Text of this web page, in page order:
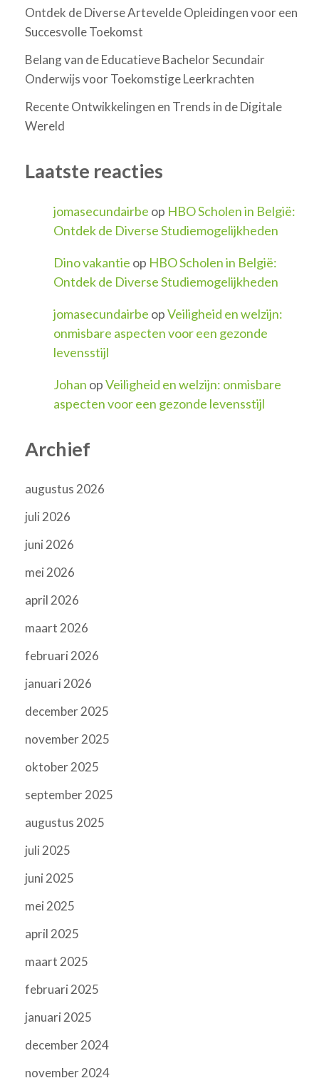
Ontdek de Diverse Artevelde Opleidingen voor een
Succesvolle Toekomst
Belang van de Educatieve Bachelor Secundair
Onderwijs voor Toekomstige Leerkrachten
Recente Ontwikkelingen en Trends in de Digitale
Wereld
Laatste reacties
jomasecundairbe op HBO Scholen in België:
Ontdek de Diverse Studiemogelijkheden
Dino vakantie op HBO Scholen in België:
Ontdek de Diverse Studiemogelijkheden
jomasecundairbe opVeiligheid en welzijn:
onmisbare aspecten voor een gezonde
levensstijl
Johan opVeiligheid en welzijn: onmisbare
aspecten voor een gezonde levensstijl
Archief
augustus 2026
juli 2026
juni 2026
mei 2026
april 2026
maart 2026
februari 2026
januari 2026
december 2025
november 2025
oktober 2025
september 2025
augustus 2025
juli 2025
juni 2025
mei 2025
april 2025
maart 2025
februari 2025
januari 2025
december 2024
november 2024